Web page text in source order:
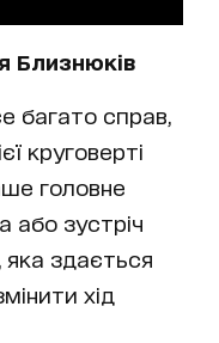
Близнюків
багато справ,
круговерті
головне
або зустріч
яка здається
хід